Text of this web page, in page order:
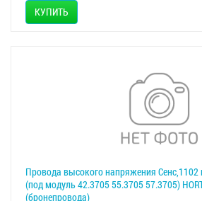
КУПИТЬ
Провода высокого напряжения
(под модуль 42.3705 55.3705 57.3705)
(бронепровода)